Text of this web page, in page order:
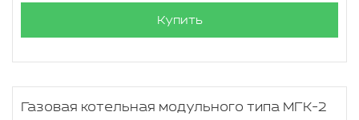
Купить
Газовая котельная модульного типа МГК-2